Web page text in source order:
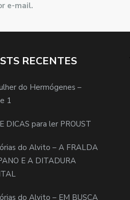
e-mail.
RECENTES
do Hermógenes –
1
DICAS para ler PROUST
do Alvito – A FRALDA
E A DITADURA
do Alvito – EM BUSCA